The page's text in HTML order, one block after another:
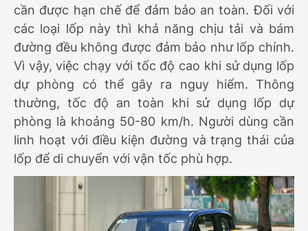
cần được hạn chế để đảm bảo an toàn. Đối với
các loại lốp này thì khả năng chịu tải và bám
đường đều không được đảm bảo như lốp chính.
Vì vậy, việc chạy với tốc độ cao khi sử dụng lốp
dự phòng có thể gây ra nguy hiểm. Thông
thường, tốc độ an toàn khi sử dụng lốp dự
phòng là khoảng 50-80 km/h. Người dùng cần
linh hoạt với điều kiện đường và trạng thái của
lốp để di chuyển với vận tốc phù hợp.